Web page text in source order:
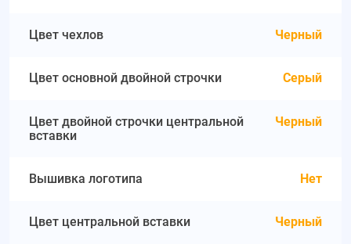
Цвет чехлов Черный
Цвет основной двойной строчки Серый
Цвет двойной строчки центральной
вставки
Черный
Вышивка логотипа Нет
Цвет центральной вставки Черный